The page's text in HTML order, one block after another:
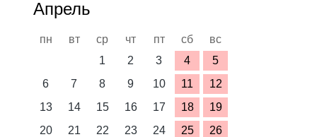
Апрель
пн вт ср чт пт сб
вс
1
2 3 4
5
6
7 8 9 10 11
12
13
14 15 16 17 18
19
20
21 22 23 24 25
26